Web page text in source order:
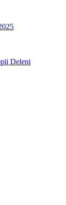
Deleni